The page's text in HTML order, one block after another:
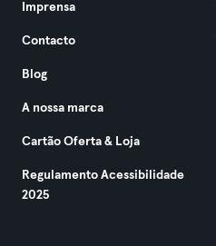
Imprensa
Contacto
Blog
A nossa marca
Cartão Oferta & Loja
Regulamento Acessibilidade
2025